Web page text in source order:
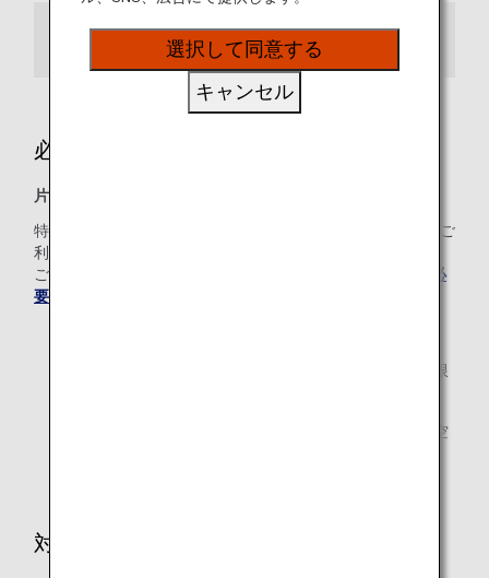
スター アライアンス加盟航空会社
必要マイル数
片道(1区間)12,000マイルから
特典交換に必要なマイル数は、1区間（片道）の距離およびご
利用クラスによって異なります。
ご利用区間の「区間基本マイレージ」をご確認のうえ、「
必
要マイルチャート
運航会社理由によって、路線や期間、利用座席数の制限
あらかじめ特典をご利用になる全区間のご購入済み航空
対象予約クラス
選択して同意する
キャンセル